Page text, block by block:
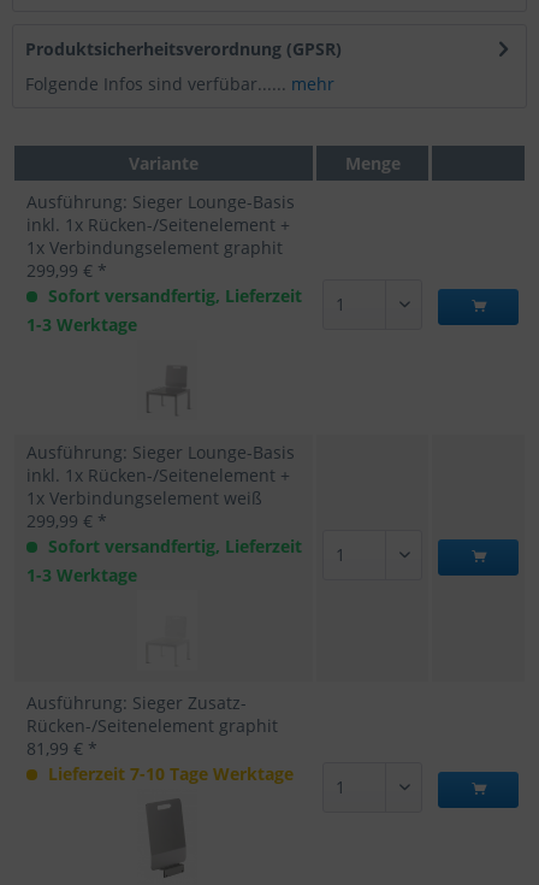
Produktsicherheitsverordnung (GPSR)
Folgende Infos sind verfübar...... mehr
Variante
Menge
Ausführung: Sieger Lounge-Basis
inkl. 1x Rücken-/Seitenelement +
1x Verbindungselement graphit
299,99 € *
Sofort versandfertig, Lieferzeit
1-3 Werktage
Ausführung: Sieger Lounge-Basis
inkl. 1x Rücken-/Seitenelement +
1x Verbindungselement weiß
299,99 € *
Sofort versandfertig, Lieferzeit
1-3 Werktage
Ausführung: Sieger Zusatz-
Rücken-/Seitenelement graphit
81,99 € *
Lieferzeit 7-10 Tage Werktage